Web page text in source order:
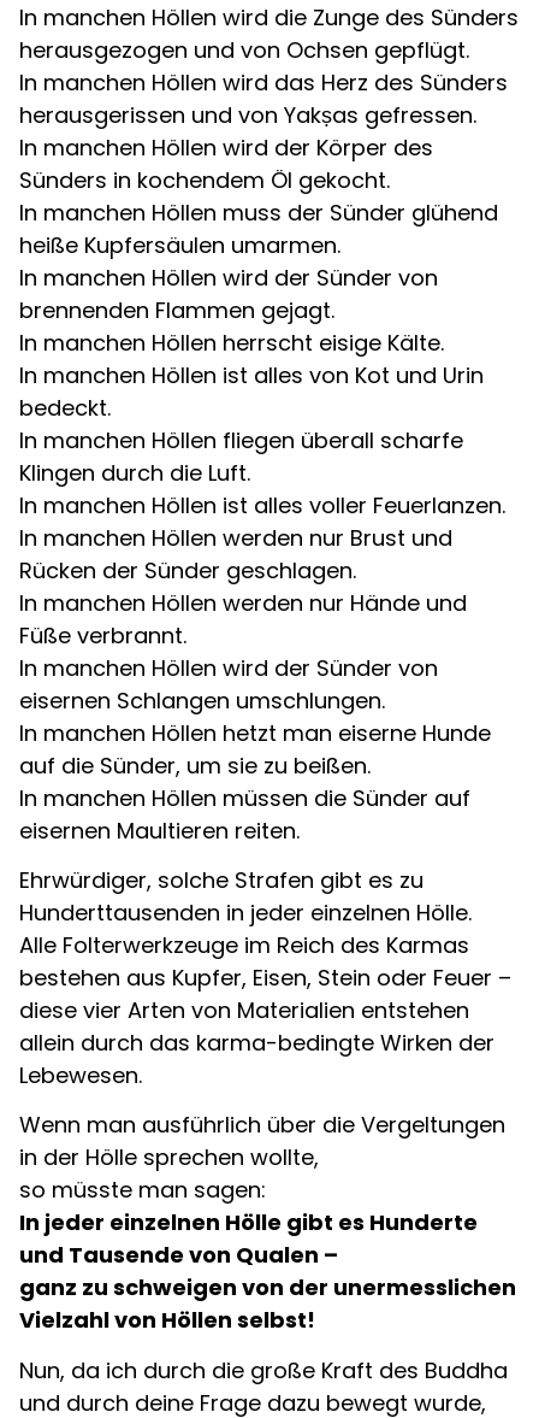
In manchen Höllen wird die Zunge des Sünders
herausgezogen und von Ochsen gepflügt.
In manchen Höllen wird das Herz des Sünders
herausgerissen und von Yakṣas gefressen.
In manchen Höllen wird der Körper des
Sünders in kochendem Öl gekocht.
In manchen Höllen muss der Sünder glühend
heiße Kupfersäulen umarmen.
In manchen Höllen wird der Sünder von
brennenden Flammen gejagt.
In manchen Höllen herrscht eisige Kälte.
In manchen Höllen ist alles von Kot und Urin
bedeckt.
In manchen Höllen fliegen überall scharfe
Klingen durch die Luft.
In manchen Höllen ist alles voller Feuerlanzen.
In manchen Höllen werden nur Brust und
Rücken der Sünder geschlagen.
In manchen Höllen werden nur Hände und
Füße verbrannt.
In manchen Höllen wird der Sünder von
eisernen Schlangen umschlungen.
In manchen Höllen hetzt man eiserne Hunde
auf die Sünder, um sie zu beißen.
In manchen Höllen müssen die Sünder auf
eisernen Maultieren reiten.
Ehrwürdiger, solche Strafen gibt es zu
Hunderttausenden in jeder einzelnen Hölle.
Alle Folterwerkzeuge im Reich des Karmas
bestehen aus Kupfer, Eisen, Stein oder Feuer –
diese vier Arten von Materialien entstehen
allein durch das karma-bedingte Wirken der
Lebewesen.
Wenn man ausführlich über die Vergeltungen
in der Hölle sprechen wollte,
so müsste man sagen:
In jeder einzelnen Hölle gibt es Hunderte
und Tausende von Qualen –
ganz zu schweigen von der unermesslichen
Vielzahl von Höllen selbst!
Nun, da ich durch die große Kraft des Buddha
und durch deine Frage dazu bewegt wurde,